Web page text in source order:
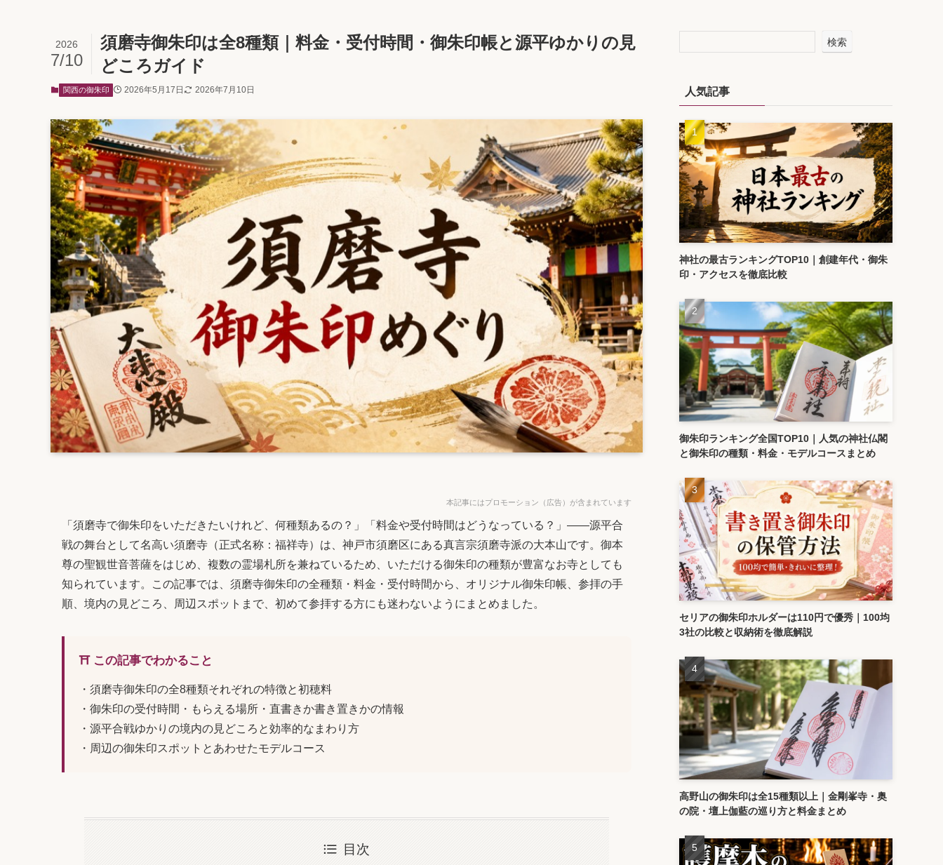
須磨寺御朱印は全8種類｜料金・受付時間・御朱印帳と源平ゆかりの見
どころガイド
2026
7/10
関西の御朱印 2026年5月17日 2026年7月10日
本記事にはプロモーション（広告）が含まれています
「須磨寺で御朱印をいただきたいけれど、何種類あるの？」「料金や受付時間はどうなっている？」——源平合
戦の舞台として名高い須磨寺（正式名称：福祥寺）は、神戸市須磨区にある真言宗須磨寺派の大本山です。御本
尊の聖観世音菩薩をはじめ、複数の霊場札所を兼ねているため、いただける御朱印の種類が豊富なお寺としても
知られています。この記事では、須磨寺御朱印の全種類・料金・受付時間から、オリジナル御朱印帳、参拝の手
順、境内の見どころ、周辺スポットまで、初めて参拝する方にも迷わないようにまとめました。
⛩️ この記事でわかること
・須磨寺御朱印の全8種類それぞれの特徴と初穂料
・御朱印の受付時間・もらえる場所・直書きか書き置きかの情報
・源平合戦ゆかりの境内の見どころと効率的なまわり方
・周辺の御朱印スポットとあわせたモデルコース
目次
検索
人気記事
神社の最古ランキングTOP10｜創建年代・御朱
印・アクセスを徹底比較
御朱印ランキング全国TOP10｜人気の神社仏閣
と御朱印の種類・料金・モデルコースまとめ
セリアの御朱印ホルダーは110円で優秀｜100均
3社の比較と収納術を徹底解説
高野山の御朱印は全15種類以上｜金剛峯寺・奥
の院・壇上伽藍の巡り方と料金まとめ